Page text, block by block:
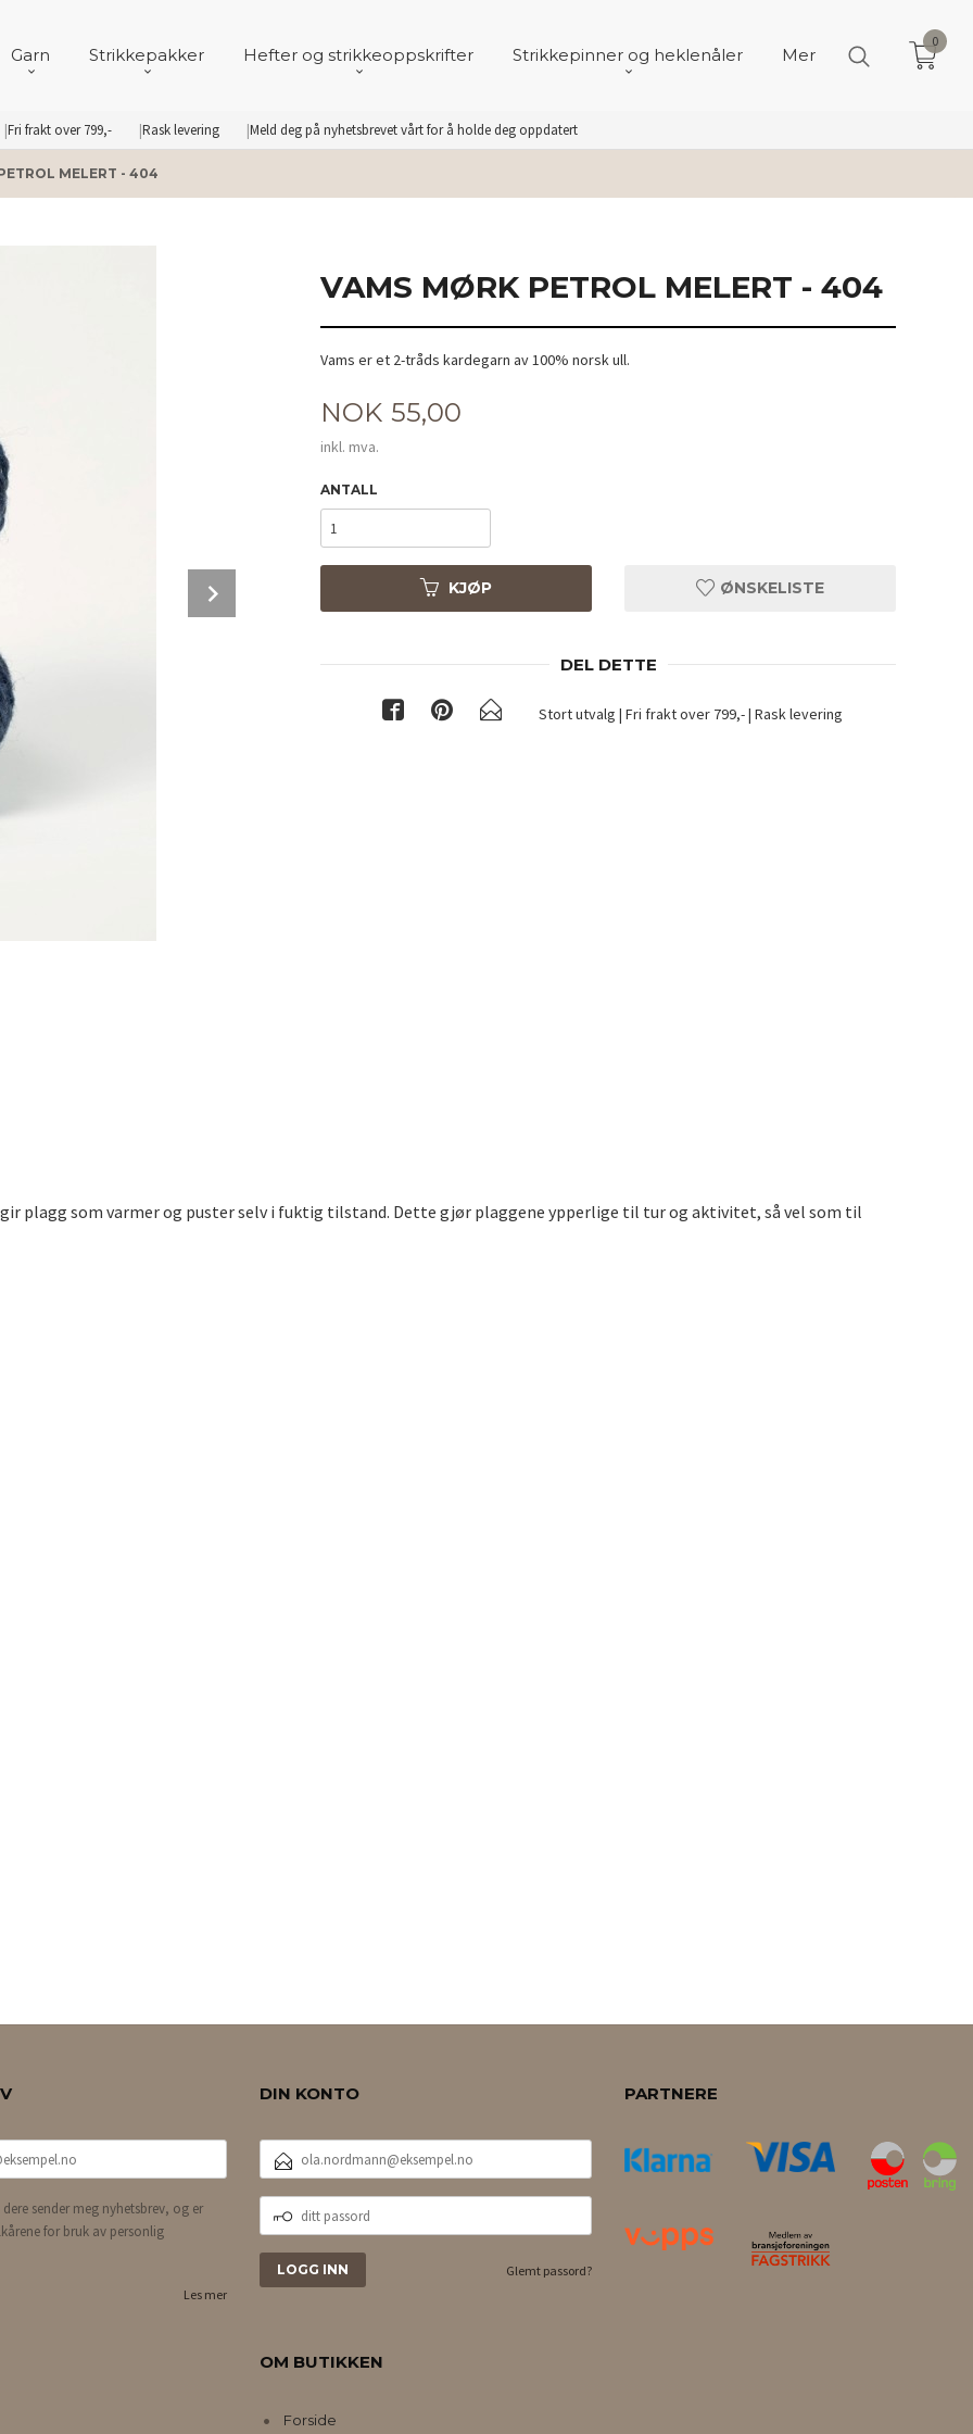
Fri frakt over 799,- Rask levering Meld deg på nyhetsbrevet vårt for å holde deg oppdatert
Garn Strikkepakker Hefter og strikkeoppskrifter Strikkepinner og heklenåler Mer
0
MELERT - 404
VAMS MØRK PETROL MELERT - 404
Vams er et 2-tråds kardegarn av 100% norsk ull.
Pris
NOK 55,00
inkl. mva.
ANTALL
KJØP ØNSKELISTE
DEL DETTE
Stort utvalg | Fri frakt over 799,- | Rask levering
plagg som varmer og puster selv i fuktig tilstand. Dette gjør plaggene ypperlige til tur og aktivitet, så vel som til
sender meg nyhetsbrev, og er
for bruk av personlig
Les mer
DIN KONTO
POSTADRESSE
PASSORD
Glemt passord?
OM BUTIKKEN
Forside
PARTNERE